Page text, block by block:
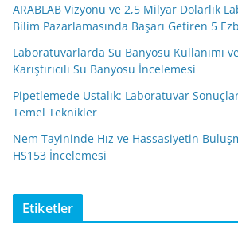
ARABLAB Vizyonu ve 2,5 Milyar Dolarlık
Bilim Pazarlamasında Başarı Getiren 5
Laboratuvarlarda Su Banyosu Kullanımı
Karıştırıcılı Su Banyosu İncelemesi
Pipetlemede Ustalık: Laboratuvar
Temel Teknikler
Nem Tayininde Hız ve Hassasiyetin
HS153 İncelemesi
Etiketler